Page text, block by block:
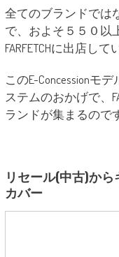
全てのブランドでは
で、およそ５５０以
FARFETCHに出店して
このE-Concessionモ
ステムのおかげで、
ランドが集まるので
リセール(中古)か
カバー